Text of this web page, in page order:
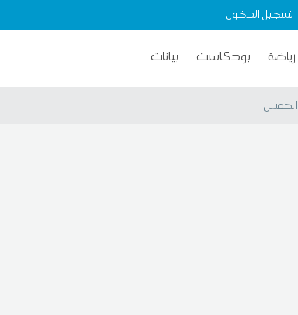
تسجيل الدخول
رياضة بودكاست بيانات
الطقس